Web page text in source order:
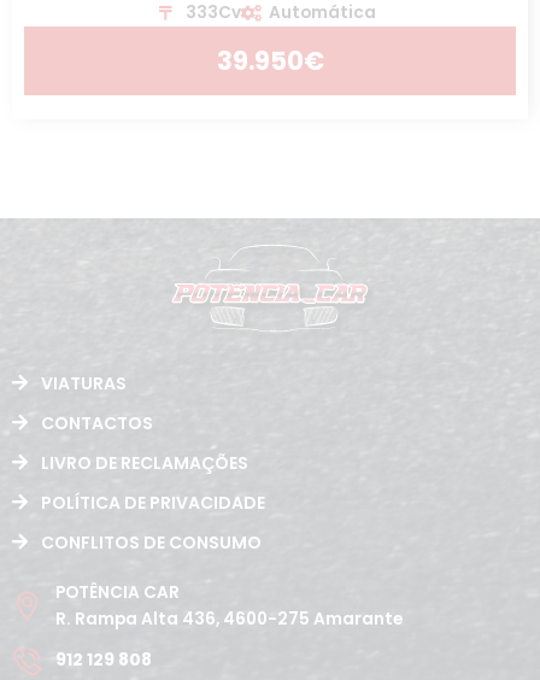
333Cv
Automática
39.950€
VIATURAS
CONTACTOS
LIVRO DE RECLAMAÇÕES
POLÍTICA DE PRIVACIDADE
CONFLITOS DE CONSUMO
POTÊNCIA CAR
R. Rampa Alta 436, 4600-275 Amarante
912 129 808